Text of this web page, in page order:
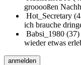
grooooßen
Hot_Secretary
ich brauche
Babsi_1980 (37)
wieder etwas
anmelden